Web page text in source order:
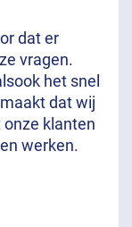
dat er
vragen.
het snel
dat wij
klanten
werken.